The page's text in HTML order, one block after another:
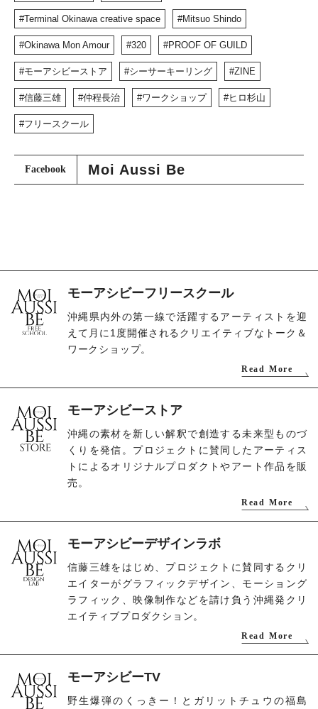
Terminal Okinawa creative space Mitsuo Shindo
Okinawa Mon Amour 320 PROOF OF GUILD
モーアシビーストア シーサーキーリング ZINE
信藤三雄 仲程長治 ワークショップ ヒロ杉山
フリースクール
Moi Aussi Be
Facebook
モーアシビーフリースクール
沖縄県内外の第一線で活躍するアーティストを迎
えて月に1度開催されるクリエイティブなトーク＆
ワークショップ。
Read More
モーアシビーストア
沖縄の素材を新しい解釈で創造する未来型ものづ
くりを発信。プロジェクトに賛同したアーティス
トによるオリジナルプロダクトやアート作品を販
売。
Read More
モーアシビーデザインラボ
信藤三雄をはじめ、プロジェクトに賛同するクリ
エイターがグラフィックデザイン、モーショング
ラフィック、映像制作などを請け負う沖縄発クリ
エイティブプロダクション。
Read More
モーアシビーTV
野生爆弾のくっきー！とガリットチュウの福島